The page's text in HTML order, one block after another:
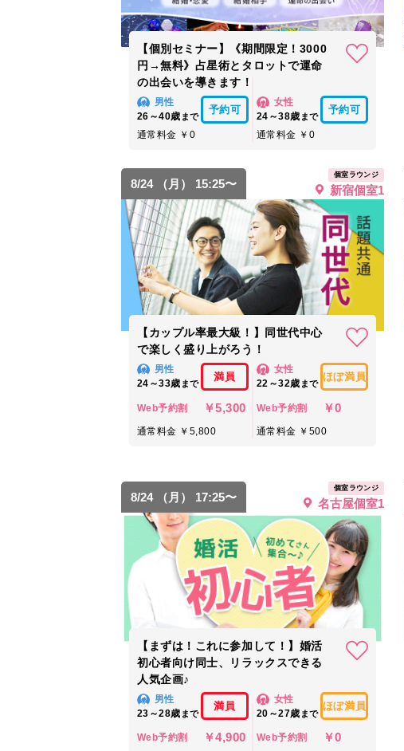
【個別セミナー】《期間限定！3000
円→無料》占星術とタロットで運命
の出会いを導きます！
男性
26～40歳 まで
予約可
通常料金 ￥0
女性
24～38歳 まで
予約可
通常料金 ￥0
8/24 （月） 15:25〜
個室ラウンジ
新宿個室1
【カップル率最大級！】同世代中心
で楽しく盛り上がろう！
男性
24～33歳 まで
満員
Web予約割 ￥5,300
通常料金 ￥5,800
女性
22～32歳 まで
ほぼ満員
Web予約割 ￥0
通常料金 ￥500
8/24 （月） 17:25〜
個室ラウンジ
名古屋個室1
【まずは！これに参加して！】婚活
初心者向け同士、リラックスできる
人気企画♪
男性
23～28歳 まで
満員
Web予約割 ￥4,900
女性
20～27歳 まで
ほぼ満員
Web予約割 ￥0